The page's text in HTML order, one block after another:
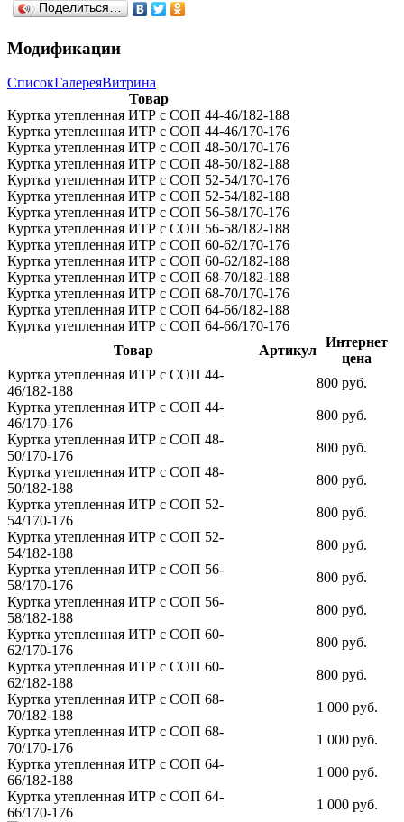
Поделиться…
Модификации
СписокГалереяВитрина
Товар
Куртка утепленная ИТР c СОП 44-46/182-188
Куртка утепленная ИТР c СОП 44-46/170-176
Куртка утепленная ИТР c СОП 48-50/170-176
Куртка утепленная ИТР c СОП 48-50/182-188
Куртка утепленная ИТР c СОП 52-54/170-176
Куртка утепленная ИТР c СОП 52-54/182-188
Куртка утепленная ИТР c СОП 56-58/170-176
Куртка утепленная ИТР c СОП 56-58/182-188
Куртка утепленная ИТР c СОП 60-62/170-176
Куртка утепленная ИТР c СОП 60-62/182-188
Куртка утепленная ИТР c СОП 68-70/182-188
Куртка утепленная ИТР c СОП 68-70/170-176
Куртка утепленная ИТР c СОП 64-66/182-188
Куртка утепленная ИТР c СОП 64-66/170-176
Товар
Артикул
Интернет
цена
Куртка утепленная ИТР c СОП 44-
46/182-188
800 руб.
Куртка утепленная ИТР c СОП 44-
46/170-176
800 руб.
Куртка утепленная ИТР c СОП 48-
50/170-176
800 руб.
Куртка утепленная ИТР c СОП 48-
50/182-188
800 руб.
Куртка утепленная ИТР c СОП 52-
54/170-176
800 руб.
Куртка утепленная ИТР c СОП 52-
54/182-188
800 руб.
Куртка утепленная ИТР c СОП 56-
58/170-176
800 руб.
Куртка утепленная ИТР c СОП 56-
58/182-188
800 руб.
Куртка утепленная ИТР c СОП 60-
62/170-176
800 руб.
Куртка утепленная ИТР c СОП 60-
62/182-188
800 руб.
Куртка утепленная ИТР c СОП 68-
70/182-188
1 000 руб.
Куртка утепленная ИТР c СОП 68-
70/170-176
1 000 руб.
Куртка утепленная ИТР c СОП 64-
66/182-188
1 000 руб.
Куртка утепленная ИТР c СОП 64-
66/170-176
1 000 руб.